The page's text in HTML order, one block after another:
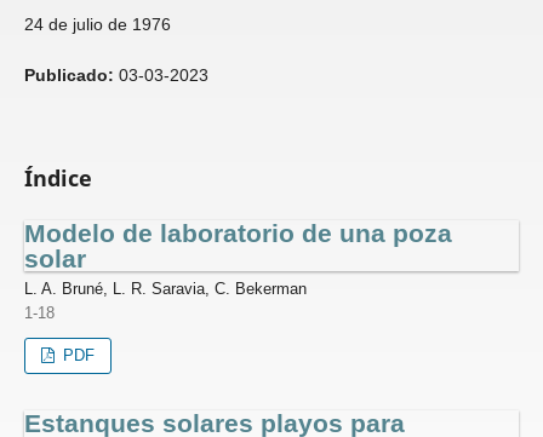
24 de julio de 1976
Publicado: 03-03-2023
Índice
Modelo de laboratorio de una poza
solar
L. A. Bruné, L. R. Saravia, C. Bekerman
1-18
PDF
Estanques solares playos para